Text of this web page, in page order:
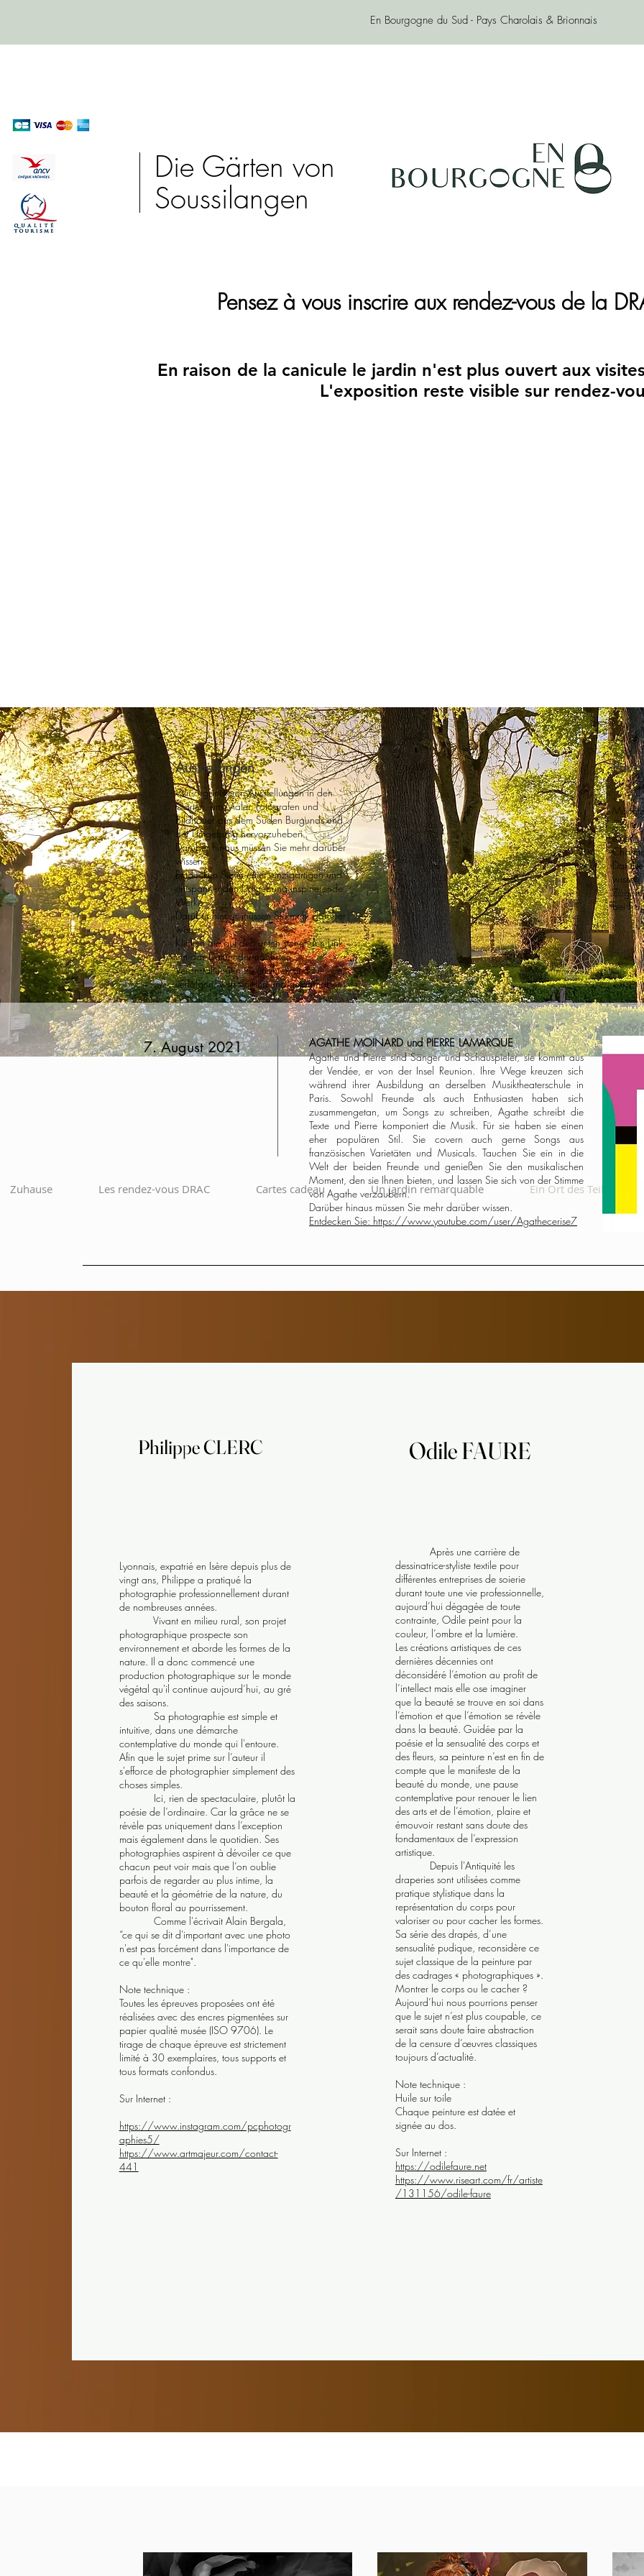
En Bourgogne du Sud - Pays Charolais & Brionnais
Die Gärten von
Soussilangen
Pensez à vous inscrire aux rendez-vous de la
En raison de la canicule le jardin n'est plus ouvert aux
L'exposition reste visible sur rendez-
En raison de la canicule le jardin n'est plus ouvert aux
L'exposition reste visible sur rendez-
Zuhause Les rendez-vous DRAC Cartes cadeau Un jardin remarquable Ein Ort des Teilens
Ausstellungen
Wir organisieren Ausstellungen in den
Gärten, um Maler, Fotografen und
Bildhauer aus dem Süden Burgunds und
der Umgebung hervorzuheben.
Darüber hinaus müssen Sie mehr darüber
wissen.
Entdecken Sie in einer einzigartigen und
entspannenden Umgebung inspirierende
Werke.
Darüber hinaus müssen Sie mehr darüber
wissen.
Klicken Sie auf den unten stehenden Link,
um das Datum der nächsten
Veranstaltungen zu erfahren und zu
verfolgen, was wir tun und getan haben.
Gärten
einen
wissen.
bei
7. August 2021 AGATHE MOINARD und PIERRE LAMARQUE
Agathe und Pierre sind Sänger und Schauspieler, sie kommt aus
der Vendée, er von der Insel Reunion. Ihre Wege kreuzen sich
während ihrer Ausbildung an derselben Musiktheaterschule in
Paris. Sowohl Freunde als auch Enthusiasten haben sich
zusammengetan, um Songs zu schreiben, Agathe schreibt die
Texte und Pierre komponiert die Musik. Für sie haben sie einen
eher populären Stil. Sie covern auch gerne Songs aus
französischen Varietäten und Musicals. Tauchen Sie ein in die
Welt der beiden Freunde und genießen Sie den musikalischen
Moment, den sie Ihnen bieten, und lassen Sie sich von der Stimme
von Agathe verzaubern.
Darüber hinaus müssen Sie mehr darüber wissen.
Entdecken Sie: https://www.youtube.com/user/Agathecerise7
Philippe CLERC
Philippe CLERC
Lyonnais, expatrié en Isère depuis plus de
vingt ans, Philippe a pratiqué la
photographie professionnellement durant
de nombreuses années.
Vivant en milieu rural, son projet
photographique prospecte son
environnement et aborde les formes de la
nature. Il a donc commencé une
production photographique sur le monde
végétal qu'il continue aujourd’hui, au gré
des saisons.
Sa photographie est simple et
intuitive, dans une démarche
contemplative du monde qui l'entoure.
Afin que le sujet prime sur l’auteur il
s'efforce de photographier simplement des
choses simples.
Ici, rien de spectaculaire, plutôt la
poésie de l’ordinaire. Car la grâce ne se
révèle pas uniquement dans l’exception
mais également dans le quotidien. Ses
photographies aspirent à dévoiler ce que
chacun peut voir mais que l’on oublie
parfois de regarder au plus intime, la
beauté et la géométrie de la nature, du
bouton floral au pourrissement.
Comme l'écrivait Alain Bergala,
“ce qui se dit d'important avec une photo
n'est pas forcément dans l'importance de
ce qu'elle montre".
Note technique :
Toutes les épreuves proposées ont été
réalisées avec des encres pigmentées sur
papier qualité musée (ISO 9706). Le
tirage de chaque épreuve est strictement
limité à 30 exemplaires, tous supports et
tous formats confondus.
Sur Internet :
https://www.instagram.com/pcphotogr
aphies5/
https://www.artmajeur.com/contact-
441
Odile FAURE
Odile FAURE
Après une carrière de
dessinatrice-styliste textile pour
différentes entreprises de soierie
durant toute une vie professionnelle,
aujourd’hui dégagée de toute
contrainte, Odile peint pour la
couleur, l’ombre et la lumière.
Les créations artistiques de ces
dernières décennies ont
déconsidéré l’émotion au profit de
l’intellect mais elle ose imaginer
que la beauté se trouve en soi dans
l’émotion et que l’émotion se révèle
dans la beauté. Guidée par la
poésie et la sensualité des corps et
des fleurs, sa peinture n’est en fin de
compte que le manifeste de la
beauté du monde, une pause
contemplative pour renouer le lien
des arts et de l’émotion, plaire et
émouvoir restant sans doute des
fondamentaux de l’expression
artistique.
Depuis l'Antiquité les
draperies sont utilisées comme
pratique stylistique dans la
représentation du corps pour
valoriser ou pour cacher les formes.
Sa série des drapés, d’une
sensualité pudique, reconsidère ce
sujet classique de la peinture par
des cadrages « photographiques ».
Montrer le corps ou le cacher ?
Aujourd’hui nous pourrions penser
que le sujet n’est plus coupable, ce
serait sans doute faire abstraction
de la censure d’œuvres classiques
toujours d’actualité.
Note technique :
Huile sur toile
Chaque peinture est datée et
signée au dos.
Sur Internet :
https://odilefaure.net
https://www.riseart.com/fr/artiste
/131156/odile-faure
Peintures et
A partir du 1er
Peintures et
A partir du 1er